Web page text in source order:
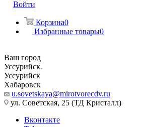
Войти
Корзина0
Избранные товары0
Ваш город
Уссурийск
Уссурийск
Хабаровск
u.sovetskaya@mirotvorecdv.ru
ул. Советская, 25 (ТД Кристалл)
Вконтакте